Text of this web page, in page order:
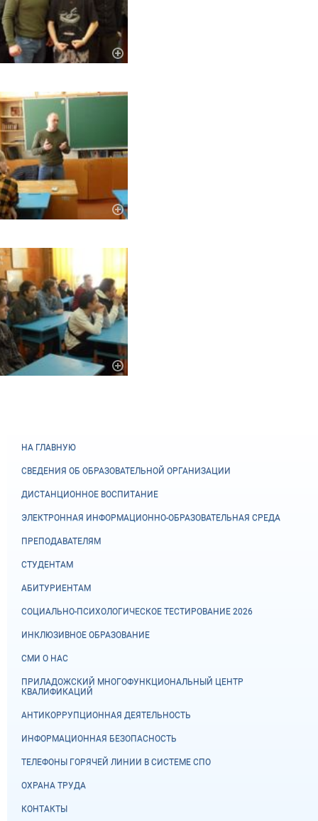
НА ГЛАВНУЮ
СВЕДЕНИЯ ОБ ОБРАЗОВАТЕЛЬНОЙ ОРГАНИЗАЦИИ
ДИСТАНЦИОННОЕ ВОСПИТАНИЕ
ЭЛЕКТРОННАЯ ИНФОРМАЦИОННО-ОБРАЗОВАТЕЛЬНАЯ СРЕДА
ПРЕПОДАВАТЕЛЯМ
СТУДЕНТАМ
АБИТУРИЕНТАМ
СОЦИАЛЬНО-ПСИХОЛОГИЧЕСКОЕ ТЕСТИРОВАНИЕ 2026
ИНКЛЮЗИВНОЕ ОБРАЗОВАНИЕ
СМИ О НАС
ПРИЛАДОЖСКИЙ МНОГОФУНКЦИОНАЛЬНЫЙ ЦЕНТР
КВАЛИФИКАЦИЙ
АНТИКОРРУПЦИОННАЯ ДЕЯТЕЛЬНОСТЬ
ИНФОРМАЦИОННАЯ БЕЗОПАСНОСТЬ
ТЕЛЕФОНЫ ГОРЯЧЕЙ ЛИНИИ В СИСТЕМЕ СПО
ОХРАНА ТРУДА
КОНТАКТЫ